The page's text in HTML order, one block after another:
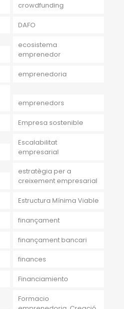
crowdfunding
DAFO
ecosistema
emprenedor
emprenedoria
emprenedors
Empresa sostenible
Escalabilitat
empresarial
estratègia per a
creixement empresarial
Estructura Mínima Viable
finançament
finançament bancari
finances
Financiamiento
Formacio